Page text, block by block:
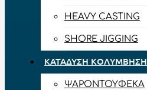
HEAVY CASTING
SHORE JIGGING
ΚΑΤΆΔΥΣΗ ΚΟΛΎΜΒΗΣΗ
ΨΑΡΟΝΤΟΎΦΕΚΑ